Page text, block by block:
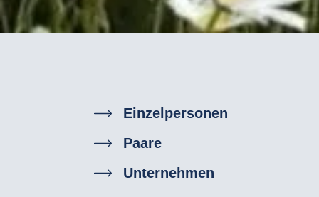
Einzelpersonen
Paare
Unternehmen